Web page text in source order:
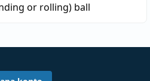
or rolling) ball